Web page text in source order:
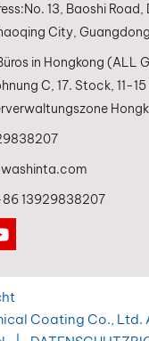
13, Baoshi
City,
in Hongkong (ALL
C, 17. Stock, 11-
13929838207
Coating Co., Ltd.